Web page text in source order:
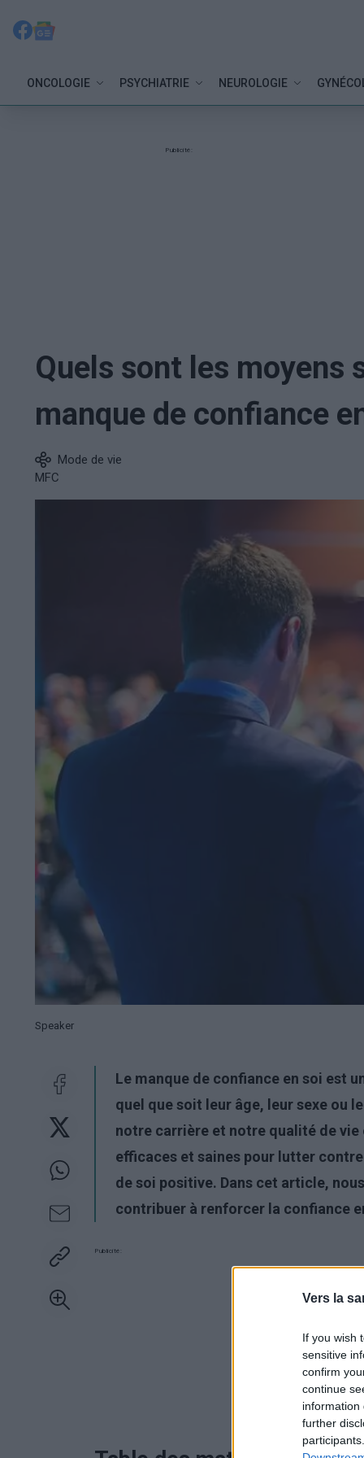
Vers la
If you wish
sensitive
confirm
continue
information
further
ONCOLOGIE PSYCHIATRIE NEUROLOGIE
Publicité:
Quels sont les moyens
manque de confiance
Mode de vie
MFC
Speaker
Le manque de confiance en soi est
quel que soit leur âge, leur sexe ou
notre carrière et notre qualité de vie
efficaces et saines pour lutter
de soi positive. Dans cet article,
contribuer à renforcer la confiance
Publicité: